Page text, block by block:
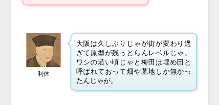
利休
大阪は久しぶりじゃが街が変わり過
ぎて原型が残っとらんレベルじゃ。
ワシの若い頃じゃと梅田は埋め田と
呼ばれておって畑や墓地しか無かっ
たんじゃが。